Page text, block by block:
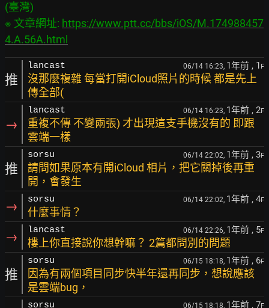
(臺灣)
※ 文章網址: https://www.ptt.cc/bbs/iOS/M.174988457
4.A.56A.html
推
lancast 06/14 16:23, 1年前 , 1 F
沒那麼複雜 每當打開iCloud照片的時候 都是先上
傳全部(
→
lancast 06/14 16:23, 1年前 , 2F
重複不傳 不變兩張) 才出現這支手機沒有的 即跟
雲端一樣
推
sorsu 06/14 22:02, 1年前 , 3F
請問如果原本有開iCloud 相片，把它關掉後再重
開，會發生
→ sorsu 06/14 22:02, 1年前 , 4F
什麼事情？
→ lancast 06/14 22:26, 1年前 , 5F
樓上你直接說你想幹嘛？ 2篇都問別的問題
推
sorsu 06/15 18:18, 1年前 , 6F
因為有兩個項目同步快半年還再同步，想說應該
是雲端bug，
sorsu 06/15 18:18, 1年前 , 7F